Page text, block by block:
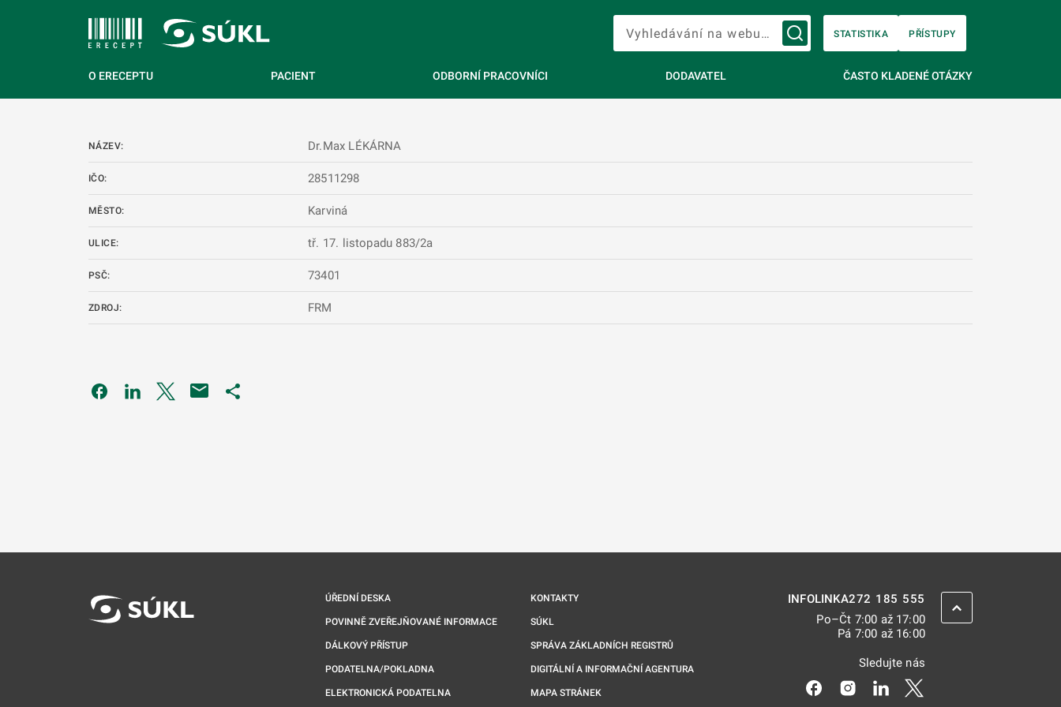
Vyhledávání na webu…
STATISTIKA PŘÍSTUPY
O ERECEPTU PACIENT ODBORNÍ PRACOVNÍCI DODAVATEL ČASTO KLADENÉ OTÁZKY
NÁZEV: Dr.Max LÉKÁRNA
IČO: 28511298
MĚSTO: Karviná
ULICE: tř. 17. listopadu 883/2a
PSČ: 73401
ZDROJ: FRM
Odkaz se otevře na nové kartě
Odkaz se otevře na nové kartě
Odkaz se otevře na nové kartě
ÚŘEDNÍ DESKA
POVINNĚ ZVEŘEJŇOVANÉ INFORMACE
DÁLKOVÝ PŘÍSTUP
PODATELNA/POKLADNA
ELEKTRONICKÁ PODATELNA
KONTAKTY
SÚKL
SPRÁVA ZÁKLADNÍCH REGISTRŮ
DIGITÁLNÍ A INFORMAČNÍ AGENTURA
MAPA STRÁNEK
INFOLINKA272 185 555
Po–Čt 7:00 až 17:00
Pá 7:00 až 16:00
Sledujte nás
Odkaz se otevře na nové kartě
Odkaz se otevře na nové kartě
Odkaz se otevře na nové
ZPĚT NAHORU